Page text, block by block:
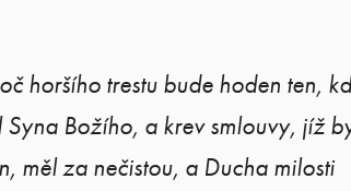
horšího trestu bude hoden ten,
Božího, a krev smlouvy, jíž
měl za nečistou, a Ducha milosti